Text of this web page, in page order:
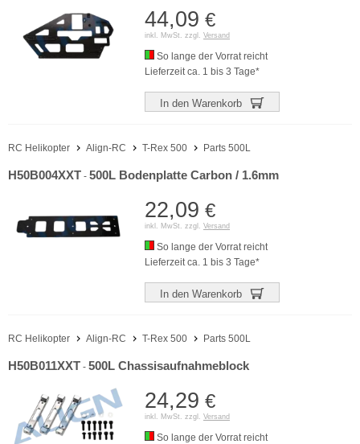
44,09 €
inkl. MwSt. zzgl. Versand
So lange der Vorrat reicht
Lieferzeit ca. 1 bis 3 Tage*
In den Warenkorb
RC Helikopter Align-RC T-Rex 500 Parts 500L
H50B004XXT - 500L Bodenplatte Carbon / 1.6mm
22,09 €
inkl. MwSt. zzgl. Versand
So lange der Vorrat reicht
Lieferzeit ca. 1 bis 3 Tage*
In den Warenkorb
RC Helikopter Align-RC T-Rex 500 Parts 500L
H50B011XXT - 500L Chassisaufnahmeblock
24,29 €
inkl. MwSt. zzgl. Versand
So lange der Vorrat reicht